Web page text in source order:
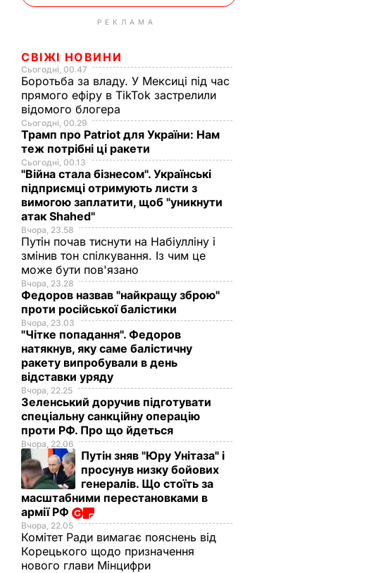
РЕКЛАМА
СВІЖІ НОВИНИ
Сьогодні, 00.47
Боротьба за владу. У Мексиці під час
прямого ефіру в TikTok застрелили
відомого блогера
Сьогодні, 00.29
Трамп про Patriot для України: Нам
теж потрібні ці ракети
Сьогодні, 00.13
"Війна стала бізнесом". Українські
підприємці отримують листи з
вимогою заплатити, щоб "уникнути
атак Shahed"
Вчора, 23.58
Путін почав тиснути на Набіулліну і
змінив тон спілкування. Із чим це
може бути пов'язано
Вчора, 23.28
Федоров назвав "найкращу зброю"
проти російської балістики
Вчора, 23.03
"Чітке попадання". Федоров
натякнув, яку саме балістичну
ракету випробували в день
відставки уряду
Вчора, 22.25
Зеленський доручив підготувати
спеціальну санкційну операцію
проти РФ. Про що йдеться
Вчора, 22.06
Путін зняв "Юру Унітаза" і
просунув низку бойових
генералів. Що стоїть за
масштабними перестановками в
армії РФ
Вчора, 22.05
Комітет Ради вимагає пояснень від
Корецького щодо призначення
нового глави Мінцифри